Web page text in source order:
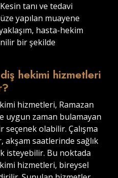
tanı ve tedavi
yapılan muayene
hasta-hekim
bir şekilde
hekimi hizmetleri
hizmetleri, Ramazan
uygun zaman bulamayan
olabilir. Çalışma
saatlerinde sağlık
isteyebilir. Bu noktada
hizmetleri, bireysel